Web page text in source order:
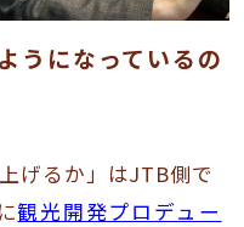
うになっているの
げるか」はJTB側で
観光開発プロデュー